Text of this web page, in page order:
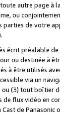
autre page à
ou
parties de votre
écrit préalable
ou destinée à
à être utilisés
via un
ou (3) tout boîtier
de flux vidéo en
Cast de